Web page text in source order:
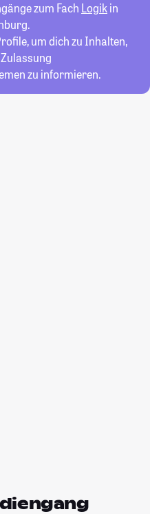
zum Fach Logikin
um dich zu Inhalten,
zu informieren.